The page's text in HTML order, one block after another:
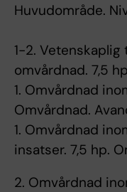
Huvudområde.
1-2.
omvårdnad. 7,5
1. Omvårdnad
Omvårdnad.
1. Omvårdnad
insatser. 7,5 hp.
2. Omvårdnad